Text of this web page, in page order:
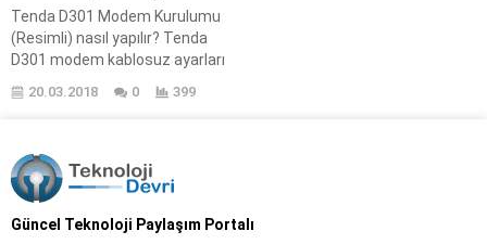
Tenda D301 Modem Kurulumu
(Resimli) nasıl yapılır? Tenda
D301 modem kablosuz ayarları
modem şifresi nedir? Tenda
gerekenler nelerdir? Tenda D301
modem wifi şifresi nasıl
kanal ayarları nasıl yapılır? Tenda
20.03.2018 0 399
Güncel Teknoloji Paylaşım Portalı